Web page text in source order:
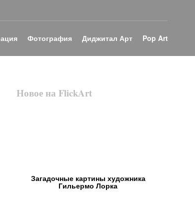
Фотография Диджитал Арт Pop Art
Новое на FlickArt
Загадочные картины художника
Гильермо Лорка